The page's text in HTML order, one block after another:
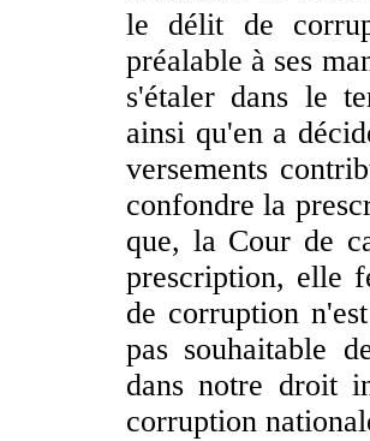
le délit de
préalable à ses
s'étaler dans le
ainsi qu'en a
versements
confondre la
que, la Cour de
prescription, elle
de corruption
pas souhaitable
dans notre droit
corruption